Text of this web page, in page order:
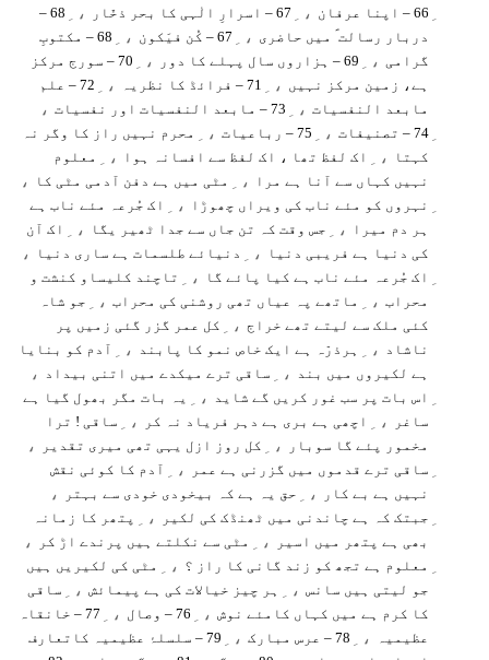
66 – اپنا عرفان ، ِ 67 – اسرارِ الٰہی کا بحر ذخّار ، ِ
68 –
دربار رسالت ؐ میں حاضری ، ِ 67 – کُن فیَکون ، ِ
68 – مکتوبِ
گرامی ، ِ 69 – ہزاروں سال پہلے کا دور ، ِ
70 – سورج مرکز
ہے، زمین مرکز نہیں ، ِ 71 – فرائڈ کا نظریہ ، ِ
72 – علم
مابعد النفسیات ، ِ 73 – مابعد النفسیات اور نفسیات
،
74 – تصنیفات ، ِ 75 – رباعیات ، ِ
محرم نہیں راز کا وگر نہ
کہتا
، ِ اک لفظ تھا ، اک لفظ سے افسانہ ہوا ، ِ
معلوم
نہیں کہاں سے آنا ہے مرا
، ِ مٹی میں ہے دفن آدمی مٹی کا
،
نہروں کو مئے ناب کی ویراں چھوڑا ، ِ
اک جُرعہ مئے ناب ہے
ہر دم میرا
، ِ جس وقت کہ تن جاں سے جدا ٹھیر یگا ، ِ
اک آن
کی دنیا ہے فریبی دنیا
، ِ دنیائے طلسمات ہے ساری دنیا
،
اک جُرعہ مئے ناب ہے کیا پائے گا ، ِ
تاچند کلیساو کنشت و
محراب ، ِ ماتھے پہ عیاں تھی روشنی کی محراب ، ِ
جو شاہ
کئی ملک سے لیتے تھے خراج ، ِ
کل عمر گزر گئی زمیں پر
ناشاد ، ِ ہرذرّہ ہے ایک خاص نمو کا پابند ، ِ
آدم کو بنایا
ہے لکیروں میں بند ، ِ ساقی ترے میکدے میں اتنی بیداد ،
اس بات پر سب غور کریں گے شاید ، ِ
یہ بات مگر بھول گیا ہے
ساغر
، ِ اچھی ہے بری ہے دہر فریاد نہ کر ، ِ
ساقی ! ترا
مخمور پئے گا سوبار
، ِ کل روز ازل یہی تھی میری تقدیر
،
ساقی ترے قدموں میں گزرنی ہے عمر ، ِ
آدم کا کوئی نقش
نہیں ہے بے کار
، ِ حق یہ ہے کہ بیخودی خودی سے بہتر
،
جبتک کہ ہے چاندنی میں ٹھنڈک کی لکیر ، ِ
پتھر کا زمانہ
بھی ہے پتھر میں اسیر
، ِ مٹی سے نکلتے ہیں پرندے اڑ کر
،
معلوم ہے تجھ کو زند گانی کا راز ؟ ، ِ
مٹی کی لکیریں ہیں
جو لیتی ہیں سانس ، ِ ہر چیز خیالات کی ہے پیمائش ، ِ
ساقی
کا کرم ہے میں کہاں کامئے نوش ، ِ 76 – وصال ، ِ
77 – خانقاہ
عظیمیہ
، ِ 78 – عرس مبارک ، ِ
79 – سلسلۂ عظیمیہ کاتعارف